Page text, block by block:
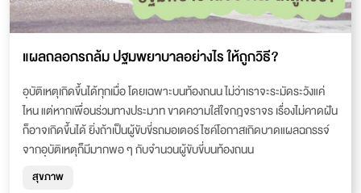
แผลถลอกรถล้ม ปฐมพยาบาลอย่างไร ให้ถูกวิธี?
อุบัติเหตุเกิดขึ้นได้ทุกเมื่อ โดยเฉพาะบนท้องถนน ไม่ว่าเราจะระมัดระวังแค่
ไหน แต่หากเพื่อนร่วมทางประมาท ขาดความใส่ใจกฎจราจร เรื่องไม่คาดฝัน
ก็อาจเกิดขึ้นได้ ยิ่งถ้าเป็นผู้ขับขี่รถมอเตอร์ไซค์โอกาสเกิดบาดแผลฉกรรจ์
จากอุบัติเหตุก็มีมากพอ ๆ กับจำนวนผู้ขับขี่บนท้องถนน
สุขภาพ